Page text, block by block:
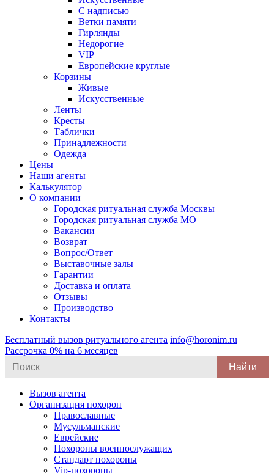
С надписью
Ветки памяти
Гирлянды
Недорогие
VIP
Европейские круглые
Корзины
Живые
Искусственные
Ленты
Кресты
Таблички
Принадлежности
Одежда
Цены
Наши агенты
Калькулятор
О компании
Городская ритуальная служба Москвы
Городская ритуальная служба МО
Вакансии
Возврат
Вопрос/Ответ
Выставочные залы
Гарантии
Доставка и оплата
Отзывы
Производство
Контакты
Бесплатный вызов ритуального агента info@horonim.ru
Рассрочка 0% на 6 месяцев
for:
Вызов агента
Организация похорон
Православные
Мусульманские
Еврейские
Похороны военнослужащих
Стандарт похороны
Vip-похороны